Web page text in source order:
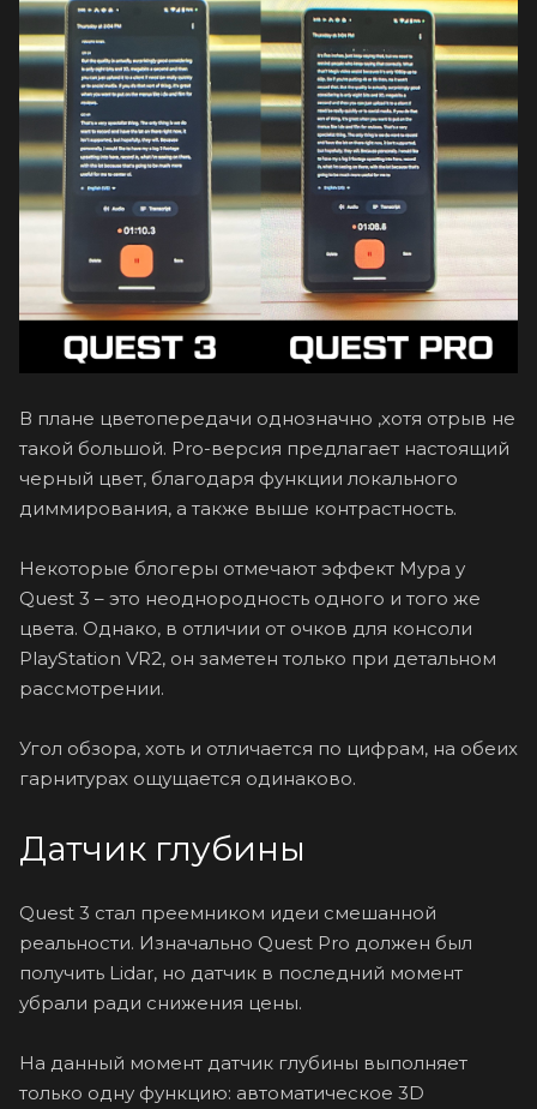
В плане цветопередачи однозначно ,хотя отрыв не
такой большой. Pro-версия предлагает настоящий
черный цвет, благодаря функции локального
диммирования, а также выше контрастность.
Некоторые блогеры отмечают эффект Мура у
Quest 3 – это неоднородность одного и того же
цвета. Однако, в отличии от очков для консоли
PlayStation VR2, он заметен только при детальном
рассмотрении.
Угол обзора, хоть и отличается по цифрам, на обеих
гарнитурах ощущается одинаково.
Датчик глубины
Quest 3 стал преемником идеи смешанной
реальности. Изначально Quest Pro должен был
получить Lidar, но датчик в последний момент
убрали ради снижения цены.
На данный момент датчик глубины выполняет
только одну функцию: автоматическое 3D